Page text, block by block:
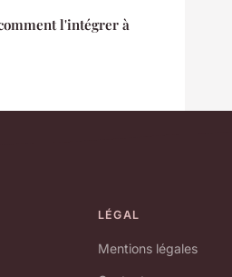
l'intégrer à
LÉGAL
Mentions légales